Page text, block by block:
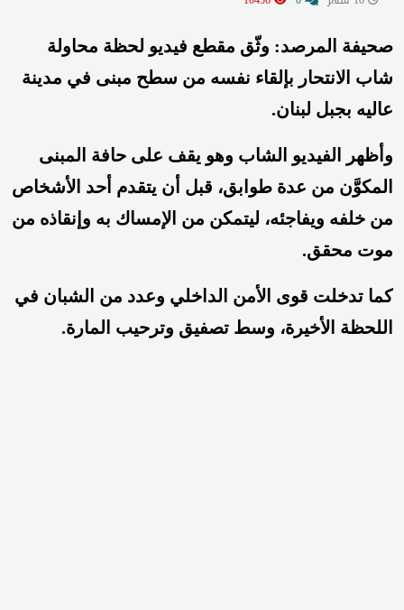
صحيفة المرصد: وثّق مقطع فيديو لحظة محاولة
شاب الانتحار بإلقاء نفسه من سطح مبنى في مدينة
عاليه بجبل لبنان.
وأظهر الفيديو الشاب وهو يقف على حافة المبنى
المكوَّن من عدة طوابق، قبل أن يتقدم أحد الأشخاص
من خلفه ويفاجئه، ليتمكن من الإمساك به وإنقاذه من
موت محقق.
كما تدخلت قوى الأمن الداخلي وعدد من الشبان في
اللحظة الأخيرة، وسط تصفيق وترحيب المارة.